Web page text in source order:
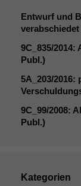
Entwurf und
verabschiedet
9C_835/2014:
Publ.)
5A_203/2016:
9C_99/2008:
Publ.)
Kategorien